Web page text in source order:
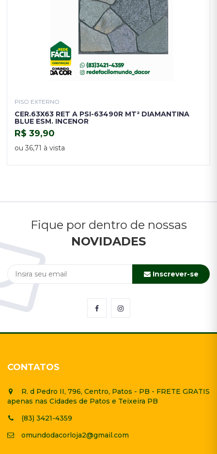
PISO EXTERNO
CER.63X63 RET A PSI-63490R MT² DIAMANTINA
BLUE ESM. INCENOR
R$ 39,90
ou 36,71 à vista
Fique por dentro de nossas
NOVIDADES
Inscrever-se
CONTATOS
R. d Pedro II, 796, Centro, Patos - PB - FRETE GRATIS
apenas nas Cidades de Patos e Teixeira PB
(83) 3421-4359
omundodacorloja2@gmail.com